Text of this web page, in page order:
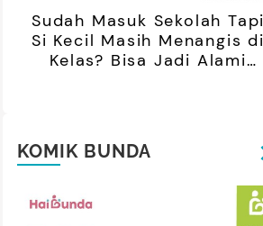
Sudah Masuk Sekolah Tapi
Si Kecil Masih Menangis di
Kelas? Bisa Jadi Alami
KOMIK BUNDA